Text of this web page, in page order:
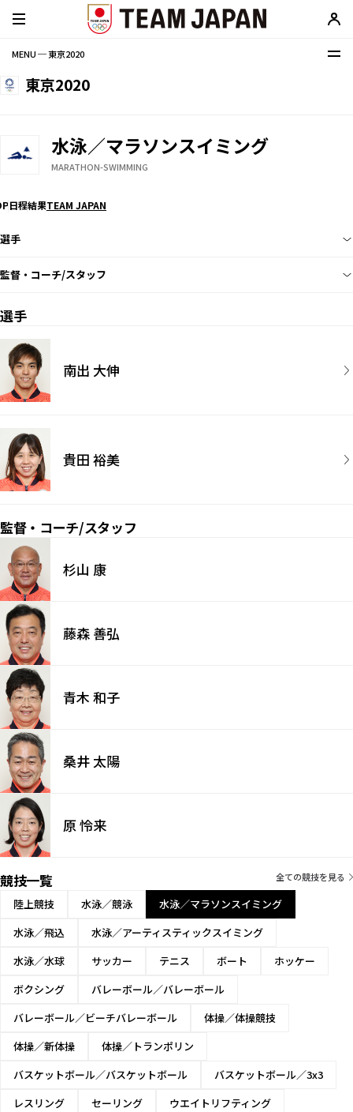
MENU ─ 東京2020
東京2020
水泳／マラソンスイミング
MARATHON-SWIMMING
日程結果TEAM JAPAN
選手
監督・コーチ/スタッフ
選手
南出 大伸
貴田 裕美
監督・コーチ/スタッフ
杉山 康
藤森 善弘
青木 和子
桑井 太陽
原 怜来
競技一覧 全ての競技を見る
陸上競技 水泳／競泳
水泳／マラソンスイミング
水泳／飛込
水泳／アーティスティックスイミング
水泳／水球
サッカー テニス ボート
ホッケー
ボクシング
バレーボール／バレーボール
バレーボール／ビーチバレーボール
体操／体操競技
体操／新体操
体操／トランポリン
バスケットボール／バスケットボール
バスケットボール／3x3
レスリング
セーリング
ウエイトリフティング